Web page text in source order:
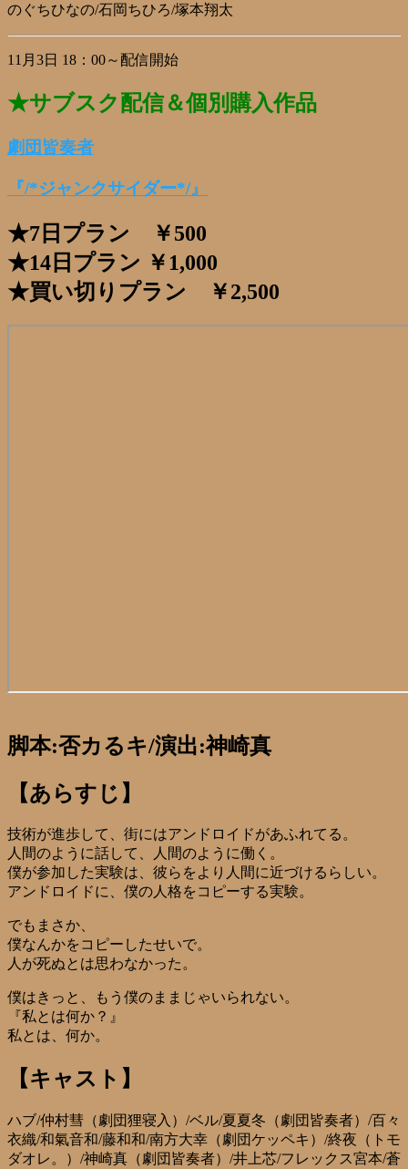
のぐちひなの/石岡ちひろ/塚本翔太
11月3日 18：00～配信開始
★サブスク配信＆個別購入作品
劇団皆奏者
『/*ジャンクサイダー*/』
★7日プラン ￥500
★14日プラン ￥1,000
★買い切りプラン ￥2,500
脚本:否カるキ/演出:神崎真
【あらすじ】
技術が進歩して、街にはアンドロイドがあふれてる。
人間のように話して、人間のように働く。
僕が参加した実験は、彼らをより人間に近づけるらしい。
アンドロイドに、僕の人格をコピーする実験。
でもまさか、
僕なんかをコピーしたせいで。
人が死ぬとは思わなかった。
僕はきっと、もう僕のままじゃいられない。
『私とは何か？』
私とは、何か。
【キャスト】
ハブ/仲村彗（劇団狸寝入）/ベル/夏夏冬（劇団皆奏者）/百々
衣織/和氣音和/藤和和/南方大幸（劇団ケッペキ）/終夜（トモ
ダオレ。）/神崎真（劇団皆奏者）/井上芯/フレックス宮本/蒼